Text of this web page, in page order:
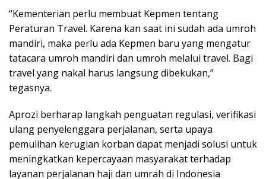
“Kementerian perlu membuat Kepmen tentang
Peraturan Travel. Karena kan saat ini sudah ada umroh
mandiri, maka perlu ada Kepmen baru yang mengatur
tatacara umroh mandiri dan umroh melalui travel. Bagi
travel yang nakal harus langsung dibekukan,”
tegasnya.
Aprozi berharap langkah penguatan regulasi, verifikasi
ulang penyelenggara perjalanan, serta upaya
pemulihan kerugian korban dapat menjadi solusi untuk
meningkatkan kepercayaan masyarakat terhadap
layanan perjalanan haji dan umrah di Indonesia